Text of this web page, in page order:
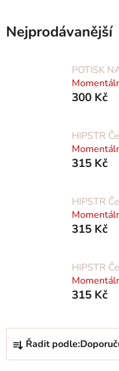
Nejprodávanější
POTISK
300 Kč
HIPSTR
315 Kč
HIPSTR
315 Kč
HIPSTR
315 Kč
Ř
z
Řadit podle: